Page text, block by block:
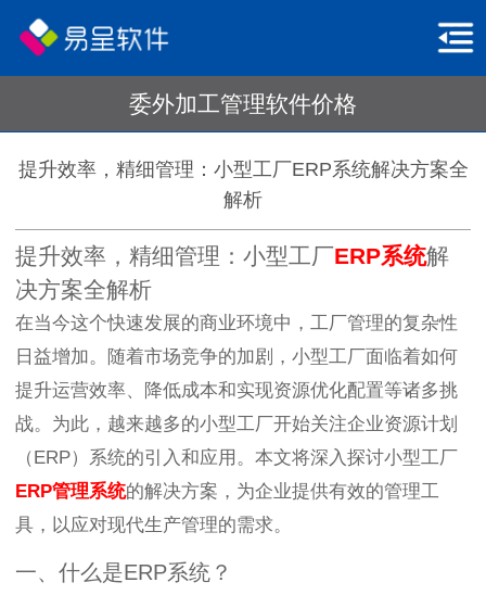
委外加工管理软件价格
提升效率，精细管理：小型工厂ERP系统解决方案全
解析
提升效率，精细管理：小型工厂ERP系统解
决方案全解析
在当今这个快速发展的商业环境中，工厂管理的复杂性
日益增加。随着市场竞争的加剧，小型工厂面临着如何
提升运营效率、降低成本和实现资源优化配置等诸多挑
战。为此，越来越多的小型工厂开始关注企业资源计划
（ERP）系统的引入和应用。本文将深入探讨小型工厂
ERP管理系统的解决方案，为企业提供有效的管理工
具，以应对现代生产管理的需求。
一、什么是ERP系统？